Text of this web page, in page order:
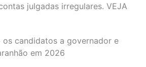
julgadas irregulares. VEJA
os candidatos a governador e
em 2026